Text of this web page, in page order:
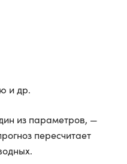
и др.
из параметров, —
пересчитает